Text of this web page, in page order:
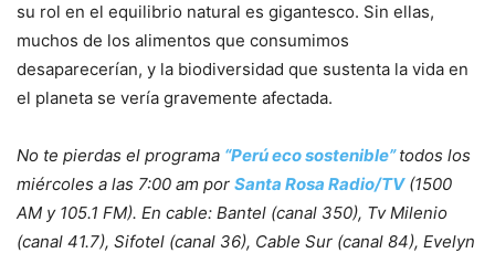
su rol en el equilibrio natural es gigantesco. Sin ellas,
muchos de los alimentos que consumimos
desaparecerían, y la biodiversidad que sustenta la vida en
el planeta se vería gravemente afectada.
No te pierdas el programa “Perú eco sostenible” todos los
miércoles a las 7:00 am por Santa Rosa Radio/TV(1500
AM y 105.1 FM). En cable: Bantel (canal 350), Tv Milenio
(canal 41.7), Sifotel (canal 36), Cable Sur (canal 84), Evelyn